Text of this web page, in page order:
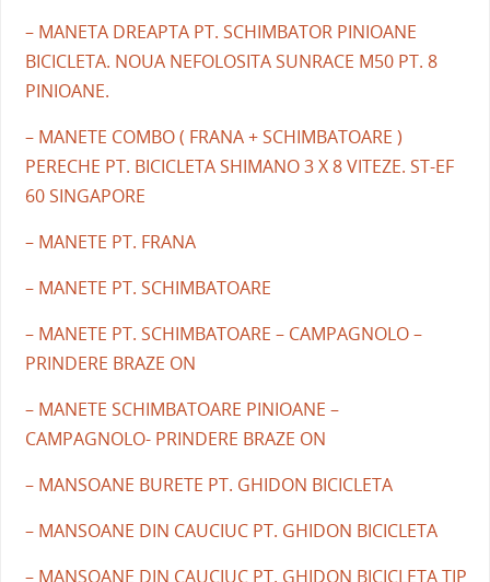
– MANETA DREAPTA PT. SCHIMBATOR PINIOANE
BICICLETA. NOUA NEFOLOSITA SUNRACE M50 PT. 8
PINIOANE.
– MANETE COMBO ( FRANA + SCHIMBATOARE )
PERECHE PT. BICICLETA SHIMANO 3 X 8 VITEZE. ST-EF
60 SINGAPORE
– MANETE PT. FRANA
– MANETE PT. SCHIMBATOARE
– MANETE PT. SCHIMBATOARE – CAMPAGNOLO –
PRINDERE BRAZE ON
– MANETE SCHIMBATOARE PINIOANE –
CAMPAGNOLO- PRINDERE BRAZE ON
– MANSOANE BURETE PT. GHIDON BICICLETA
– MANSOANE DIN CAUCIUC PT. GHIDON BICICLETA
– MANSOANE DIN CAUCIUC PT. GHIDON BICICLETA TIP